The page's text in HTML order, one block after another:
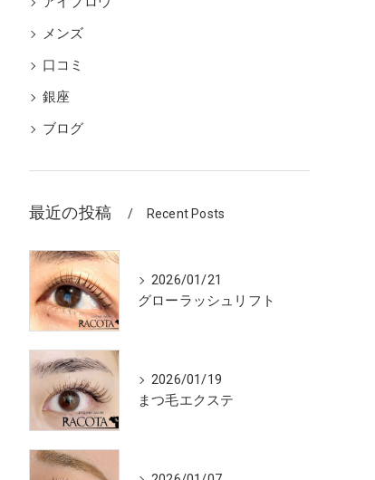
メンズ
口コミ
銀座
ブログ
最近の投稿 Recent Posts
2026/01/21
グローラッシュリフト
2026/01/19
まつ毛エクステ